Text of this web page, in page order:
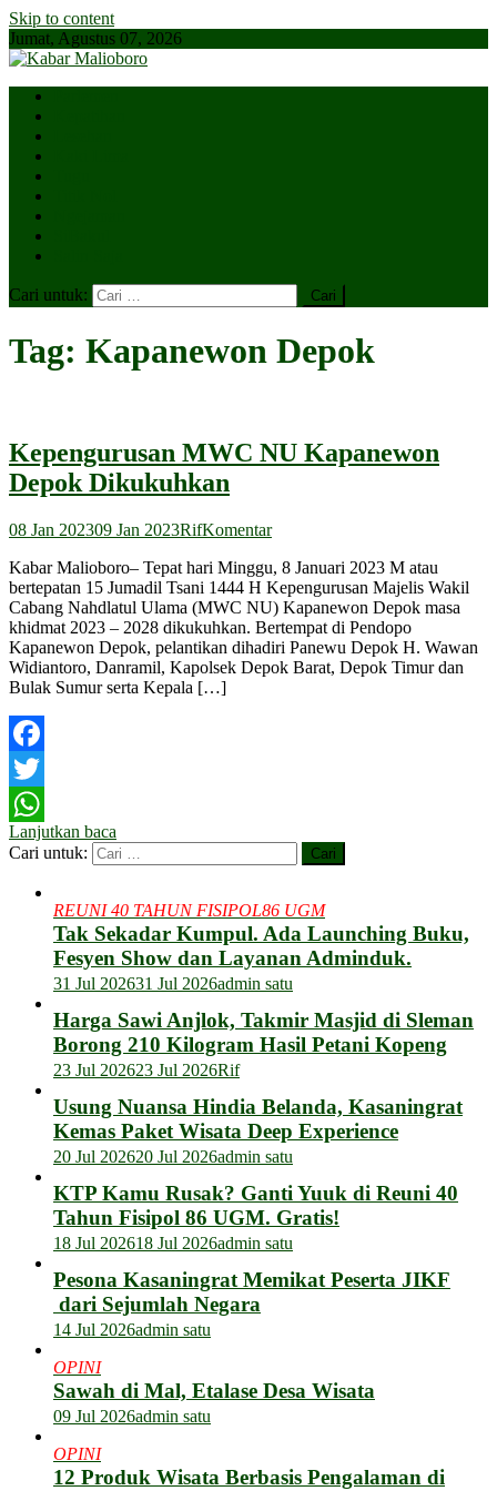
Skip to content
Jumat, Agustus 07, 2026
Cari untuk:
Tag: Kapanewon Depok
Kepengurusan MWC NU Kapanewon
Depok Dikukuhkan
08 Jan 202309 Jan 2023RifKomentar
Kabar Malioboro– Tepat hari Minggu, 8 Januari 2023 M atau
bertepatan 15 Jumadil Tsani 1444 H Kepengurusan Majelis Wakil
Cabang Nahdlatul Ulama (MWC NU) Kapanewon Depok masa
khidmat 2023 – 2028 dikukuhkan. Bertempat di Pendopo
Kapanewon Depok, pelantikan dihadiri Panewu Depok H. Wawan
Widiantoro, Danramil, Kapolsek Depok Barat, Depok Timur dan
Bulak Sumur serta Kepala […]
Facebook
Twitter
WhatsApp
Lanjutkan baca
Cari untuk:
REUNI 40 TAHUN FISIPOL86 UGM
Tak Sekadar Kumpul. Ada Launching Buku,
Fesyen Show dan Layanan Adminduk.
31 Jul 202631 Jul 2026admin satu
Harga Sawi Anjlok, Takmir Masjid di Sleman
Borong 210 Kilogram Hasil Petani Kopeng
23 Jul 202623 Jul 2026Rif
Usung Nuansa Hindia Belanda, Kasaningrat
Kemas Paket Wisata Deep Experience
20 Jul 202620 Jul 2026admin satu
KTP Kamu Rusak? Ganti Yuuk di Reuni 40
Tahun Fisipol 86 UGM. Gratis!
18 Jul 202618 Jul 2026admin satu
Pesona Kasaningrat Memikat Peserta JIKF
dari Sejumlah Negara
14 Jul 2026admin satu
OPINI
Sawah di Mal, Etalase Desa Wisata
09 Jul 2026admin satu
OPINI
12 Produk Wisata Berbasis Pengalaman di